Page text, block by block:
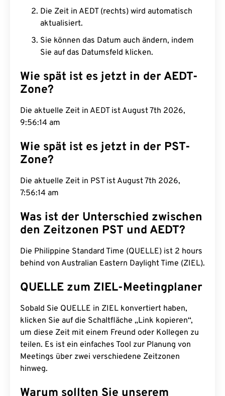
Die Zeit in AEDT (rechts) wird automatisch
aktualisiert.
Sie können das Datum auch ändern, indem
Sie auf das Datumsfeld klicken.
Wie spät ist es jetzt in der AEDT-
Zone?
Die aktuelle Zeit in AEDT ist August 7th 2026,
9:56:15 am
Wie spät ist es jetzt in der PST-
Zone?
Die aktuelle Zeit in PST ist August 7th 2026,
7:56:15 am
Was ist der Unterschied zwischen
den Zeitzonen PST und AEDT?
Die Philippine Standard Time (QUELLE) ist 2 hours
behind von Australian Eastern Daylight Time (ZIEL).
QUELLE zum ZIEL-Meetingplaner
Sobald Sie QUELLE in ZIEL konvertiert haben,
klicken Sie auf die Schaltfläche „Link kopieren“,
um diese Zeit mit einem Freund oder Kollegen zu
teilen. Es ist ein einfaches Tool zur Planung von
Meetings über zwei verschiedene Zeitzonen
hinweg.